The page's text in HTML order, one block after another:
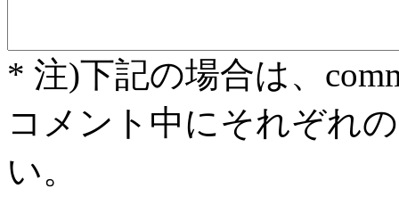
* 注)下記の場合は、
コメント中にそれぞれ
い。